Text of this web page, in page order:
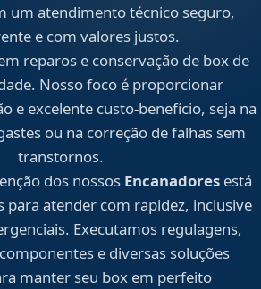
um atendimento técnico seguro,
e com valores justos.
reparos e conservação de box de
Nosso foco é proporcionar
e excelente custo-benefício, seja na
ou na correção de falhas sem
transtornos.
dos nossos Encanadores está
para atender com rapidez, inclusive
Executamos regulagens,
e diversas soluções
manter seu box em perfeito